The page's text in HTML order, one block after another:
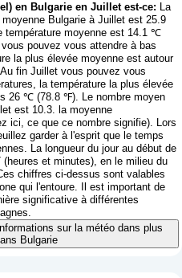
en Bulgarie en Juillet est-ce: La
Bulgarie à Juillet est 25.9
moyenne est 14.1 ℃
pouvez vous attendre à bas
la plus élevée moyenne est autour
fin Juillet vous pouvez vous
la température la plus élevée
26 ℃ (78.8 ℉). Le nombre moyen
est 10.3. la moyenne
ici, ce que ce nombre signifie). Lors
garder à l'esprit que le temps
La longueur du jour au début de
et minutes), en le milieu du
chiffres ci-dessus sont valables
qui l'entoure. Il est important de
significative à différentes
sur la météo dans plus
Bulgarie